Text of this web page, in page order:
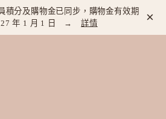
積分及購物金已同步，購物金有效期
年 1 月 1 日 →詳情 ×